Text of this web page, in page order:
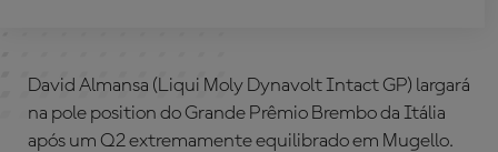
David Almansa (Liqui Moly Dynavolt Intact GP) largará
na pole position do Grande Prêmio Brembo da Itália
após um Q2 extremamente equilibrado em Mugello.